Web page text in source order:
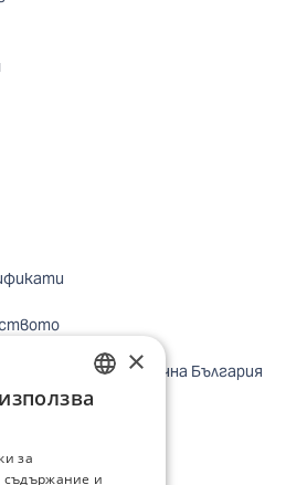
в Североизточна България
BULGARIAN
×
за
съдържание и